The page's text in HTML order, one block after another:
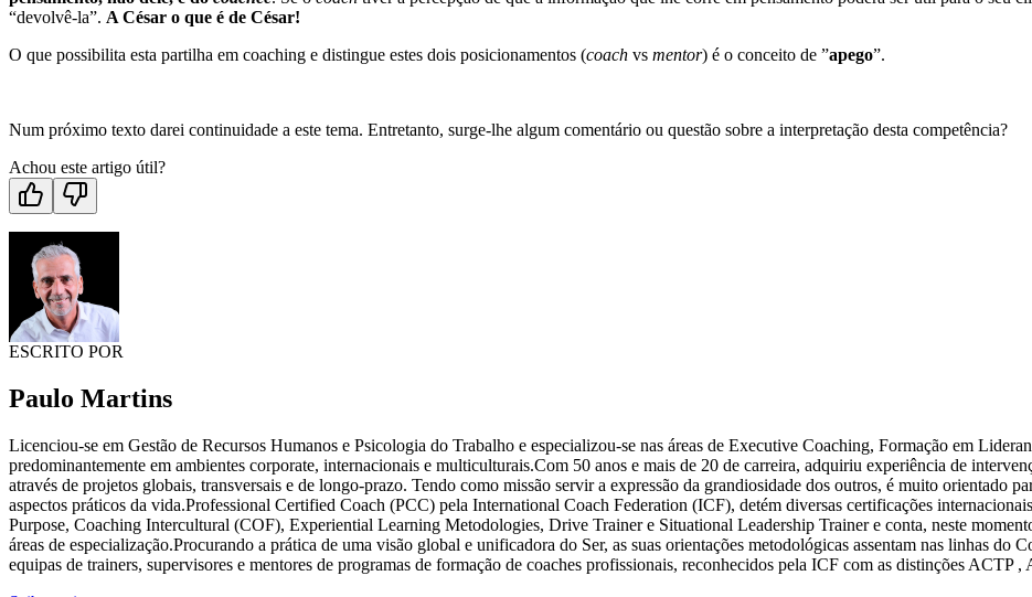
“devolvê-la”. A César o que é de César!
O que possibilita esta partilha em coaching e distingue estes dois posicionamentos (coach vs mentor) é o conceito de ”apego”.
Num próximo texto darei continuidade a este tema. Entretanto, surge-lhe algum comentário ou questão sobre a interpretação desta competência?
Achou este artigo útil?
ESCRITO POR
Paulo Martins
Licenciou-se em Gestão de Recursos Humanos e Psicologia do Trabalho e especializou-se nas áreas de Executive Coaching, Formação em
predominantemente em ambientes corporate, internacionais e multiculturais.Com 50 anos e mais de 20 de carreira, adquiriu experiência de
através de projetos globais, transversais e de longo-prazo. Tendo como missão servir a expressão da grandiosidade dos outros, é muito orientado
aspectos práticos da vida.Professional Certified Coach (PCC) pela International Coach Federation (ICF), detém diversas certificações
Purpose, Coaching Intercultural (COF), Experiential Learning Metodologies, Drive Trainer e Situational Leadership Trainer e conta, neste
áreas de especialização.Procurando a prática de uma visão global e unificadora do Ser, as suas orientações metodológicas assentam nas linhas do
equipas de trainers, supervisores e mentores de programas de formação de coaches profissionais, reconhecidos pela ICF com as distinções ACTP